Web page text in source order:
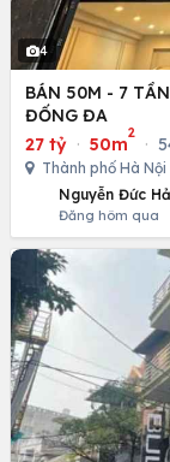
4
BÁN 50M - 7
ĐỐNG ĐA
27 tỷ · 50m
2
·
Thành phố Hà Nội
Nguyễn Đức
Đăng hôm qua